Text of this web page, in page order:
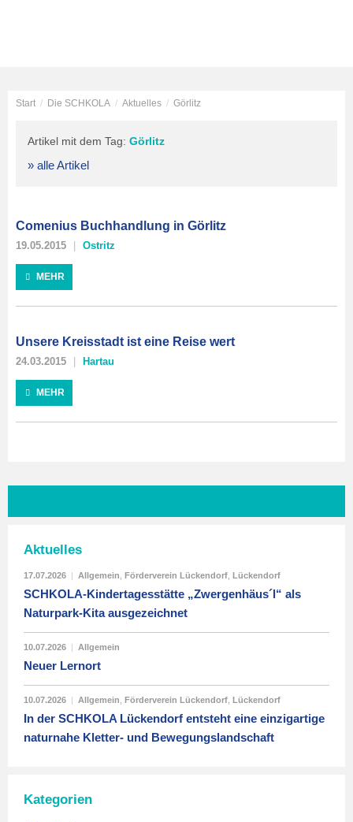
Start / Die SCHKOLA / Aktuelles / Görlitz
Artikel mit dem Tag: Görlitz
» alle Artikel
Comenius Buchhandlung in Görlitz
19.05.2015 Ostritz
MEHR
Unsere Kreisstadt ist eine Reise wert
24.03.2015 Hartau
MEHR
Aktuelles
17.07.2026 | Allgemein Förderverein Lückendorf Lückendorf
SCHKOLA-Kindertagesstätte „Zwergenhäus´l“ als
Naturpark-Kita ausgezeichnet
10.07.2026 | Allgemein
Neuer Lernort
10.07.2026 | Allgemein Förderverein Lückendorf Lückendorf
In der SCHKOLA Lückendorf entsteht eine einzigartige
naturnahe Kletter- und Bewegungslandschaft
Kategorien